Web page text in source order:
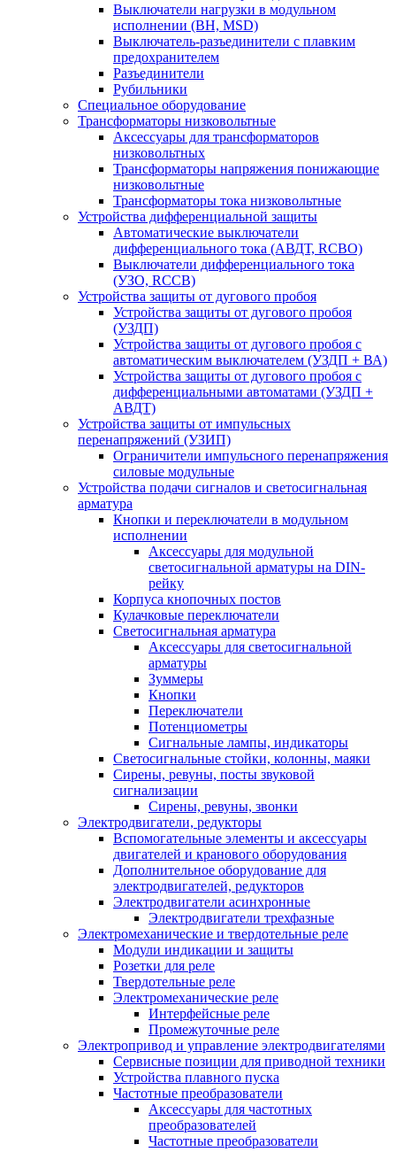
Выключатели нагрузки в модульном
исполнении (ВН, MSD)
Выключатель-разъединители с плавким
предохранителем
Разъединители
Рубильники
Специальное оборудование
Трансформаторы низковольтные
Аксессуары для трансформаторов
низковольтных
Трансформаторы напряжения понижающие
низковольтные
Трансформаторы тока низковольтные
Устройства дифференциальной защиты
Автоматические выключатели
дифференциального тока (АВДТ, RCBO)
Выключатели дифференциального тока
(УЗО, RCCB)
Устройства защиты от дугового пробоя
Устройства защиты от дугового пробоя
(УЗДП)
Устройства защиты от дугового пробоя с
автоматическим выключателем (УЗДП + ВА)
Устройства защиты от дугового пробоя с
дифференциальными автоматами (УЗДП +
АВДТ)
Устройства защиты от импульсных
перенапряжений (УЗИП)
Ограничители импульсного перенапряжения
силовые модульные
Устройства подачи сигналов и светосигнальная
арматура
Кнопки и переключатели в модульном
исполнении
Аксессуары для модульной
светосигнальной арматуры на DIN-
рейку
Корпуса кнопочных постов
Кулачковые переключатели
Светосигнальная арматура
Аксессуары для светосигнальной
арматуры
Зуммеры
Кнопки
Переключатели
Потенциометры
Сигнальные лампы, индикаторы
Светосигнальные стойки, колонны, маяки
Сирены, ревуны, посты звуковой
сигнализации
Сирены, ревуны, звонки
Электродвигатели, редукторы
Вспомогательные элементы и аксессуары
двигателей и кранового оборудования
Дополнительное оборудование для
электродвигателей, редукторов
Электродвигатели асинхронные
Электродвигатели трехфазные
Электромеханические и твердотельные реле
Модули индикации и защиты
Розетки для реле
Твердотельные реле
Электромеханические реле
Интерфейсные реле
Промежуточные реле
Электропривод и управление электродвигателями
Сервисные позиции для приводной техники
Устройства плавного пуска
Частотные преобразователи
Аксессуары для частотных
преобразователей
Частотные преобразователи